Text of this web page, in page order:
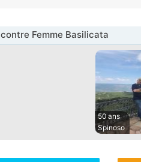
Femme Basilicata
50 ans
Spinoso